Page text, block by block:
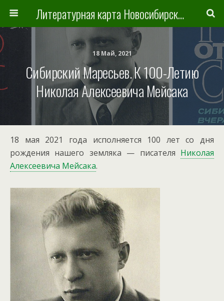
Литературная карта Новосибирска и Новосибирской области
18 Май, 2021
Сибирский Маресьев. К 100-Летию
Николая Алексеевича Мейсака
18 мая 2021 года исполняется 100 лет со дня
рождения нашего земляка — писателя Николая
Алексеевича Мейсака.